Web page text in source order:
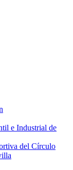
e Industrial de
del Círculo